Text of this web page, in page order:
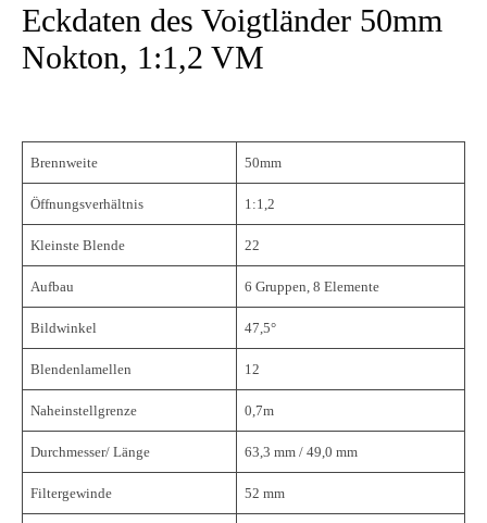
Eckdaten des Voigtländer 50mm
Nokton, 1:1,2 VM
Brennweite 50mm
Öffnungsverhältnis 1:1,2
Kleinste Blende 22
Aufbau 6 Gruppen, 8 Elemente
Bildwinkel 47,5°
Blendenlamellen 12
Naheinstellgrenze 0,7m
Durchmesser/ Länge 63,3 mm / 49,0 mm
Filtergewinde 52 mm